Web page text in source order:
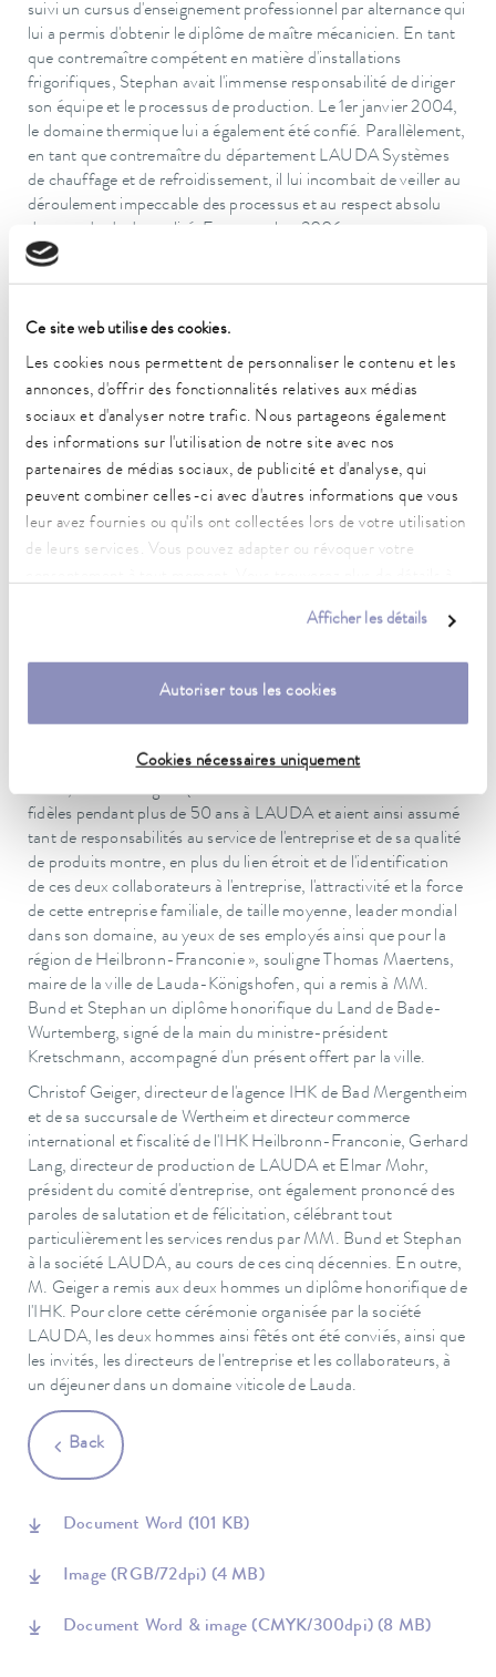
Ce site web utilise des cookies.
Les cookies nous permettent de personnaliser le contenu et les
annonces, d'offrir des fonctionnalités relatives aux médias
sociaux et d'analyser notre trafic. Nous partageons également
des informations sur l'utilisation de notre site avec nos
partenaires de médias sociaux, de publicité et d'analyse, qui
peuvent combiner celles-ci avec d'autres informations que vous
leur avez fournies ou qu'ils ont collectées lors de votre utilisation
de leurs services. Vous pouvez adapter ou révoquer votre
Afficher les détails
Autoriser tous les cookies
Cookies nécessaires uniquement
suivi un cursus d'enseignement professionnel par alternance qui
lui a permis d'obtenir le diplôme de maître mécanicien. En tant
que contremaître compétent en matière d'installations
frigorifiques, Stephan avait l'immense responsabilité de diriger
son équipe et le processus de production. Le 1er janvier 2004,
le domaine thermique lui a également été confié. Parallèlement,
en tant que contremaître du département LAUDA Systèmes
de chauffage et de refroidissement, il lui incombait de veiller au
déroulement impeccable des processus et au respect absolu
des standards de qualité. En novembre 2006, un poste au
département réfrigération à grande échelle lui a été offert, où il
d'appareils XT et Proline Kryomate ainsi que du déroulement
impeccable du processus de fabrication de gros appareils. « Nos
apprenti(e)s apprécient le travail qu'ils font à ses côtés,
bénéficiant à chaque instant de son savoir et de son
expérience », rapporte G. Wobser. « Nous adressons nos
remerciements à MM. Bund et Stephan pour la qualité de leur
travail et de leur engagement, grâce auxquels ils ont
considérablement marqué et coécrit l'histoire et l'évolution de
LAUDA. Dans le même temps, nous souhaitons le meilleur à
Roland Bund, pour sa retraite, ainsi qu'à Walter Stephan, dans
avant de leur remettre à tous deux le diplôme honorifique de la
bienvenue « dans le club des cinquantenaires ». Jusque là, seuls
quatre collaborateurs avaient été honorés de cette distinction, à
cérémonie, de même que l'ancien collaborateur de la première
heure, Julius Stang. « Que ces deux hommes soient restés
fidèles pendant plus de 50 ans à LAUDA et aient ainsi assumé
tant de responsabilités au service de l'entreprise et de sa qualité
de produits montre, en plus du lien étroit et de l'identification
de ces deux collaborateurs à l'entreprise, l'attractivité et la force
de cette entreprise familiale, de taille moyenne, leader mondial
dans son domaine, au yeux de ses employés ainsi que pour la
région de Heilbronn-Franconie », souligne Thomas Maertens,
maire de la ville de Lauda-Königshofen, qui a remis à MM.
Bund et Stephan un diplôme honorifique du Land de Bade-
Wurtemberg, signé de la main du ministre-président
Kretschmann, accompagné d'un présent offert par la ville.
Christof Geiger, directeur de l'agence IHK de Bad Mergentheim
et de sa succursale de Wertheim et directeur commerce
international et fiscalité de l'IHK Heilbronn-Franconie, Gerhard
Lang, directeur de production de LAUDA et Elmar Mohr,
président du comité d'entreprise, ont également prononcé des
paroles de salutation et de félicitation, célébrant tout
particulièrement les services rendus par MM. Bund et Stephan
à la société LAUDA, au cours de ces cinq décennies. En outre,
M. Geiger a remis aux deux hommes un diplôme honorifique de
l'IHK. Pour clore cette cérémonie organisée par la société
LAUDA, les deux hommes ainsi fêtés ont été conviés, ainsi que
les invités, les directeurs de l'entreprise et les collaborateurs, à
un déjeuner dans un domaine viticole de Lauda.
Back
Document Word (101 KB)
Image (RGB/72dpi) (4 MB)
Document Word & image (CMYK/300dpi) (8 MB)